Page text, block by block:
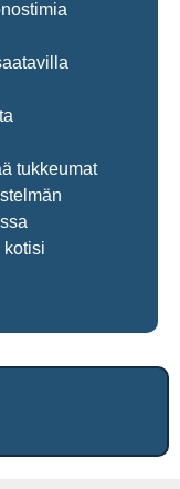
tukkeumat
kotisi